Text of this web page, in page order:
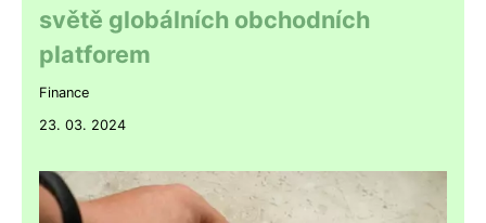
světě globálních obchodních
platforem
Finance
23. 03. 2024